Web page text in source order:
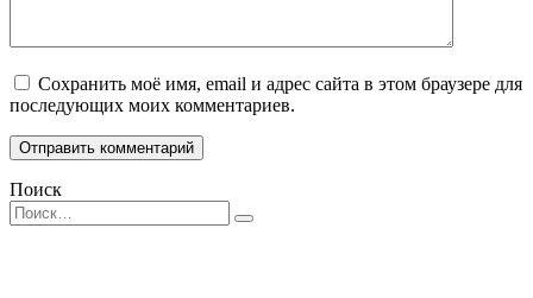
Сохранить моё имя, email и адрес сайта в этом браузере для
последующих моих комментариев.
Поиск
Search
for: